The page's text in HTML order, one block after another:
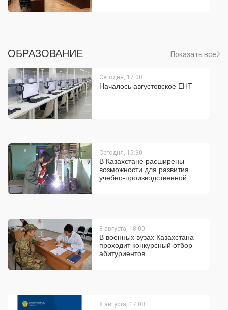
ОБРАЗОВАНИЕ Показать все
Сегодня, 17:00
Началось августовское ЕНТ
Сегодня, 15:30
В Казахстане расширены
возможности для развития
учебно-производственной
8 августа, 18:00
В военных вузах Казахстана
проходит конкурсный отбор
абитуриентов
8 августа, 17:00